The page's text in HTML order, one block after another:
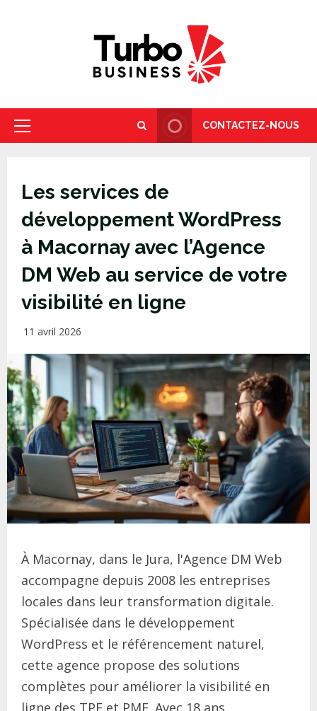
Primary
CONTACTEZ-NOUS
Les services de
développement WordPress
à Macornay avec l’Agence
DM Web au service de votre
visibilité en ligne
11 avril 2026
À Macornay, dans le Jura, l'Agence DM Web
accompagne depuis 2008 les entreprises
locales dans leur transformation digitale.
Spécialisée dans le développement
WordPress et le référencement naturel,
cette agence propose des solutions
complètes pour améliorer la visibilité en
ligne des TPE et PME. Avec 18 ans